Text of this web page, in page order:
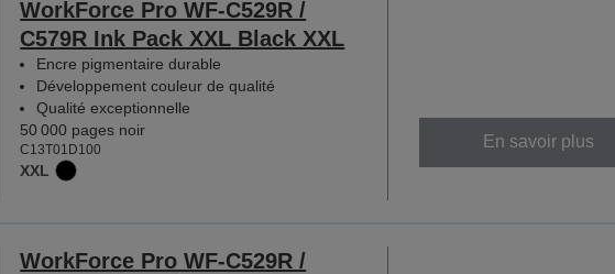
WorkForce Pro WF-C529R /
C579R Ink Pack XXL Black XXL
Encre pigmentaire durable
Développement couleur de qualité
Qualité exceptionnelle
50 000 pages noir
C13T01D100
XXL
En savoir plus
WorkForce Pro WF-C529R /